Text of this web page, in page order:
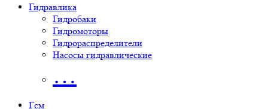
Гидравлика
Гидробаки
Гидромоторы
Гидрораспределители
Насосы гидравлические
…
Гсм